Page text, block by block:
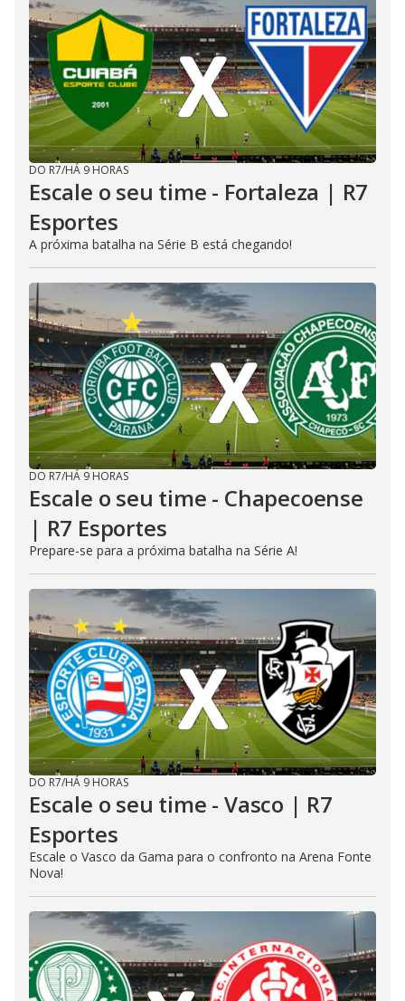
DO R7/HÁ 9 HORAS
Escale o seu time - Fortaleza | R7
Esportes
A próxima batalha na Série B está chegando!
DO R7/HÁ 9 HORAS
Escale o seu time - Chapecoense
| R7 Esportes
Prepare-se para a próxima batalha na Série A!
DO R7/HÁ 9 HORAS
Escale o seu time - Vasco | R7
Esportes
Escale o Vasco da Gama para o confronto na Arena Fonte
Nova!